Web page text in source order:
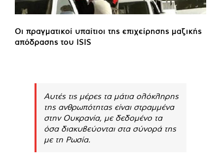
Οι πραγματικοί υπαίτιοι της επιχείρησης μαζικής
απόδρασης του ISIS
Αυτές τις μέρες τα μάτια ολόκληρης
της ανθρωπότητας είναι στραμμένα
στην Ουκρανία, με δεδομένο τα
όσα διακυβεύονται στα σύνορά της
με τη Ρωσία.